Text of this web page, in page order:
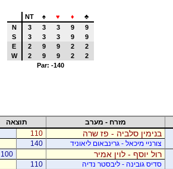
NT ♠ ♥ ♦
♣
N
3 3 3 9
9
S
3 3 3 9
9
E
2 9 9 2
2
W
2 9 9 2
2
Par: -140
מזרח - מערב תוצאה
בנימין סלביה - פז שרה 110
צורניי מיכאל - גרינבאום ליאוניד
140
רול יוסף - לוין אמיר 100
סדיס גובינה - ליבסטר נדיה
110